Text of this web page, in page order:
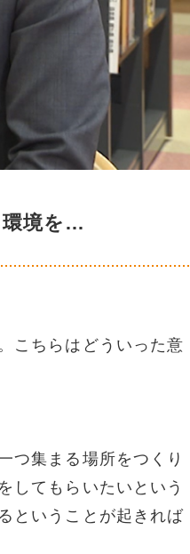
環境を…
こちらはどういった意
つ集まる場所をつくり
してもらいたいという
ということが起きれば